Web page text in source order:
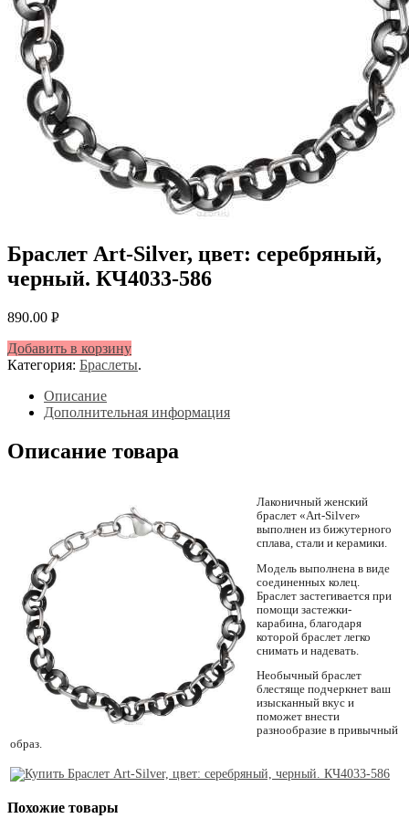
Браслет Art-Silver, цвет: серебряный,
черный. КЧ4033-586
890.00 Р
Добавить в корзину
Категория: Браслеты.
Описание
Дополнительная информация
Описание товара
Лаконичный женский
браслет «Art-Silver»
выполнен из бижутерного
сплава, стали и керамики.
Модель выполнена в виде
соединенных колец.
Браслет застегивается при
помощи застежки-
карабина, благодаря
которой браслет легко
снимать и надевать.
Необычный браслет
блестяще подчеркнет ваш
изысканный вкус и
поможет внести
разнообразие в привычный
образ.
Похожие товары